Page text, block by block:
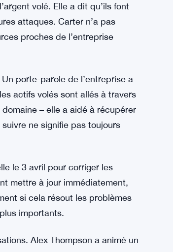
le blog de l’entreprise qu’ils
volé. Elle a dit qu’ils font
attaques. Carter n’a pas
proches de l’entreprise
porte-parole de l’entreprise a
actifs volés sont allés à travers
– elle a aidé à récupérer